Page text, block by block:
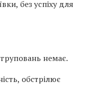
без успіху для
немає.
обстрілює